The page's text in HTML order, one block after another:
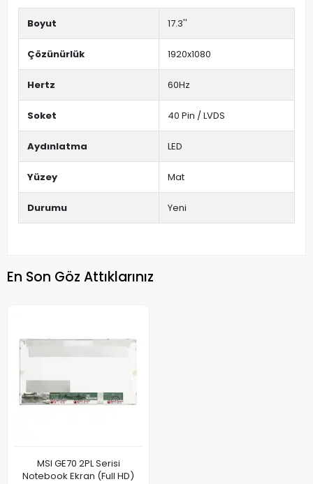
Boyut 17.3''
Çözünürlük 1920x1080
Hertz 60Hz
Soket 40 Pin / LVDS
Aydınlatma LED
Yüzey Mat
Durumu Yeni
En Son Göz Attıklarınız
MSI GE70 2PL Serisi
Notebook Ekran (Full HD)